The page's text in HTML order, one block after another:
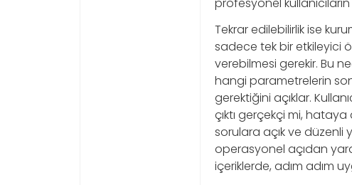
Tekrar edilebilirlik ise
sadece tek bir etkileyici
verebilmesi gerekir. Bu
hangi parametrelerin
gerektiğini açıklar.
çıktı gerçekçi mi, hataya
sorulara açık ve düzenli
operasyonel açıdan
içeriklerde, adım adım